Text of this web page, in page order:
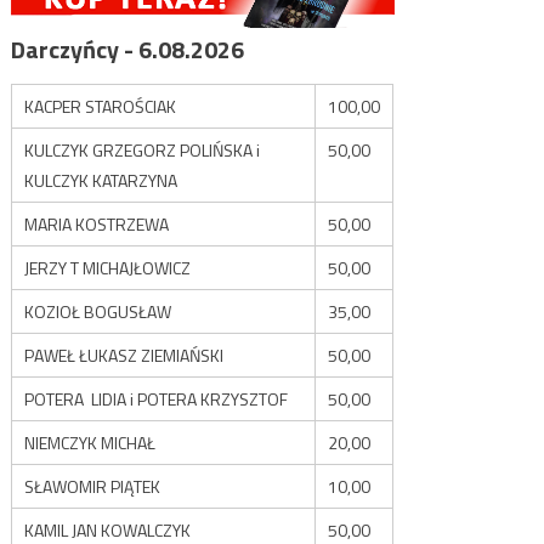
Darczyńcy - 6.08.2026
KACPER STAROŚCIAK
100,00
KULCZYK GRZEGORZ POLIŃSKA i
KULCZYK KATARZYNA
50,00
MARIA KOSTRZEWA
50,00
JERZY T MICHAJŁOWICZ
50,00
KOZIOŁ BOGUSŁAW
35,00
PAWEŁ ŁUKASZ ZIEMIAŃSKI
50,00
POTERA LIDIA i POTERA KRZYSZTOF
50,00
NIEMCZYK MICHAŁ
20,00
SŁAWOMIR PIĄTEK
10,00
KAMIL JAN KOWALCZYK
50,00